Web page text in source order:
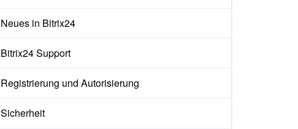
Neues in Bitrix24
Bitrix24 Support
Registrierung und Autorisierung
Sicherheit